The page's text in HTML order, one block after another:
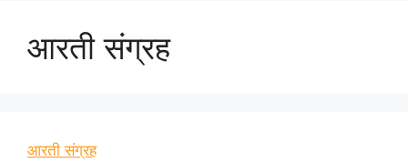
आरती संग्रह
आरती संग्रह